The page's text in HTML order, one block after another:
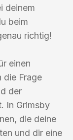
deinem
beim
richtig!
einen
die Frage
der
In Grimsby
die deine
und dir eine